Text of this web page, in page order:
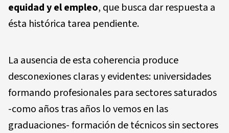
equidad y el empleo, que busca dar respuesta a
ésta histórica tarea pendiente.
La ausencia de esta coherencia produce
desconexiones claras y evidentes: universidades
formando profesionales para sectores saturados
-como años tras años lo vemos en las
graduaciones- formación de técnicos sin sectores